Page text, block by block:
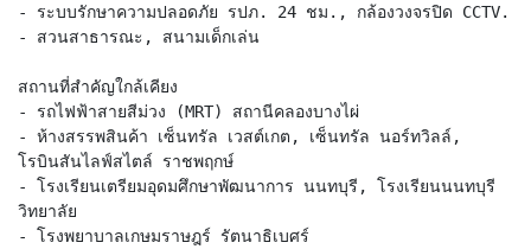
- ระบบรักษาความปลอดภัย รปภ. 24 ชม., กล้องวงจรปิด CCTV.
- สวนสาธารณะ, สนามเด็กเล่น
สถานที่สำคัญใกล้เคียง
- รถไฟฟ้าสายสีม่วง (MRT) สถานีคลองบางไผ่
- ห้างสรรพสินค้า เซ็นทรัล เวสต์เกต, เซ็นทรัล นอร์ทวิลล์,
โรบินสันไลฟ์สไตล์ ราชพฤกษ์
- โรงเรียนเตรียมอุดมศึกษาพัฒนาการ นนทบุรี, โรงเรียนนนทบุรี
วิทยาลัย
- โรงพยาบาลเกษมราษฎร์ รัตนาธิเบศร์